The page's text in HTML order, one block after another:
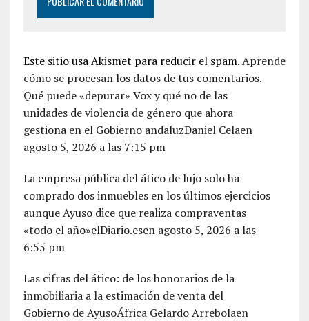
Este sitio usa Akismet para reducir el spam.Aprende
cómo se procesan los datos de tus comentarios.
Qué puede «depurar» Vox y qué no de las
unidades de violencia de género que ahora
gestiona en el Gobierno andaluzDaniel Celaen
agosto 5, 2026 a las 7:15 pm
La empresa pública del ático de lujo solo ha
comprado dos inmuebles en los últimos ejercicios
aunque Ayuso dice que realiza compraventas
«todo el año»elDiario.esen agosto 5, 2026 a las
6:55 pm
Las cifras del ático: de los honorarios de la
inmobiliaria a la estimación de venta del
Gobierno de AyusoÁfrica Gelardo Arrebolaen